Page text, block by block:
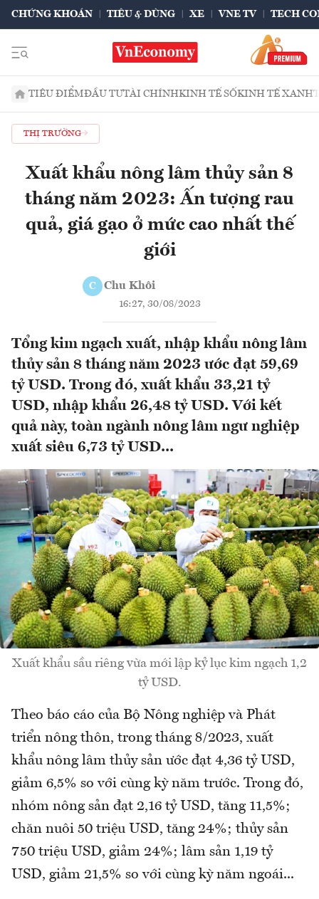
CHỨNG KHOÁN TIÊU & DÙNG XE VNE TV TECH
TIÊU ĐIỂMĐẦU TƯTÀI CHÍNHKINH TẾ SỐKINH TẾ XANH
THỊ TRƯỜNG
Xuất khẩu nông lâm thủy sản 8
tháng năm 2023: Ấn tượng rau
quả, giá gạo ở mức cao nhất thế
giới
C Chu Khôi
16:27, 30/08/2023
Tổng kim ngạch xuất, nhập khẩu nông lâm
thủy sản 8 tháng năm 2023 ước đạt 59,69
tỷ USD. Trong đó, xuất khẩu 33,21 tỷ
USD, nhập khẩu 26,48 tỷ USD. Với kết
quả này, toàn ngành nông lâm ngư nghiệp
xuất siêu 6,73 tỷ USD...
Xuất khẩu sầu riêng vừa mới lập kỷ lục kim ngạch 1,2
tỷ USD.
Theo báo cáo của Bộ Nông nghiệp và Phát
triển nông thôn, trong tháng 8/2023, xuất
khẩu nông lâm thủy sản ước đạt 4,36 tỷ USD,
giảm 6,5% so với cùng kỳ năm trước. Trong đó,
nhóm nông sản đạt 2,16 tỷ USD, tăng 11,5%;
chăn nuôi 50 triệu USD, tăng 24%; thủy sản
750 triệu USD, giảm 24%; lâm sản 1,19 tỷ
USD, giảm 21,5% so với cùng kỳ năm ngoái...